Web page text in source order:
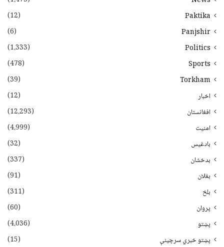
Paktika
(12)
Panjshir
(6)
Politics
(1،333)
Sports
(478)
Torkham
(39)
اخبار
(12)
افغانستان
(12،293)
امنیت
(4،999)
بادغیس
(32)
بدخشان
(337)
بغلان
(91)
بلخ
(311)
پروان
(60)
پښتو
(4،036)
پښتو خبري سرچينې
(15)